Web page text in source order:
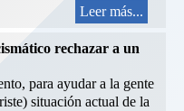
Leer más...
rechazar a un
para ayudar a la gente
situación actual de la